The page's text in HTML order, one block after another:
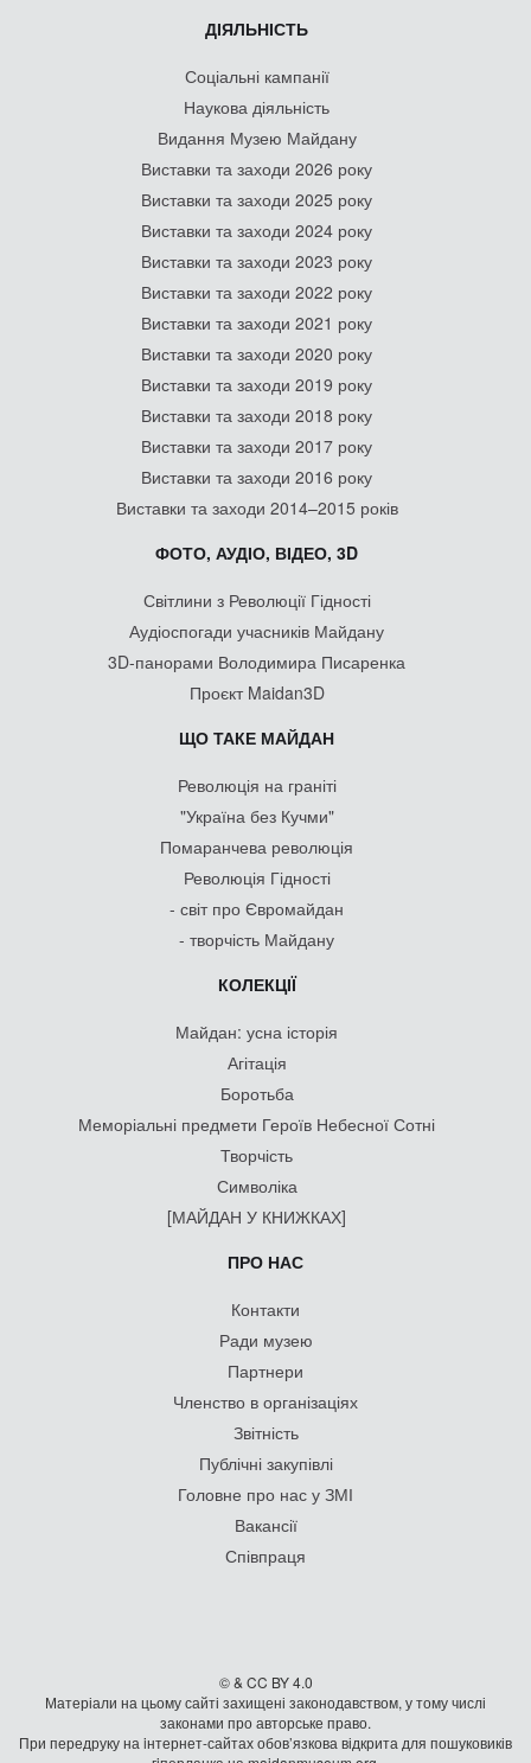
ДІЯЛЬНІСТЬ
Соціальні кампанії
Наукова діяльність
Видання Музею Майдану
Виставки та заходи 2026 року
Виставки та заходи 2025 року
Виставки та заходи 2024 року
Виставки та заходи 2023 року
Виставки та заходи 2022 року
Виставки та заходи 2021 року
Виставки та заходи 2020 року
Виставки та заходи 2019 року
Виставки та заходи 2018 року
Виставки та заходи 2017 року
Виставки та заходи 2016 року
Виставки та заходи 2014–2015 років
ФОТО, АУДІО, ВІДЕО, 3D
Світлини з Революції Гідності
Аудіоспогади учасників Майдану
3D-панорами Володимира Писаренка
Проєкт Maidan3D
ЩО ТАКЕ МАЙДАН
Революція на граніті
"Україна без Кучми"
Помаранчева революція
Революція Гідності
- світ про Євромайдан
- творчість Майдану
КОЛЕКЦІЇ
Майдан: усна історія
Агітація
Боротьба
Меморіальні предмети Героїв Небесної Сотні
Творчість
Символіка
[МАЙДАН У КНИЖКАХ]
ПРО НАС
Контакти
Ради музею
Партнери
Членство в організаціях
Звітність
Публічні закупівлі
Головне про нас у ЗМІ
Вакансії
Співпраця
© & CC BY 4.0
Матеріали на цьому сайті захищені законодавством, у тому числі
законами про авторське право.
При передруку на iнтернет-сайтах обов’язкова відкрита для пошуковиків